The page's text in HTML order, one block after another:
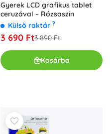
Gyerek LCD grafikus tablet
ceruzával – Rózsaszín
Külső raktár ?
3 690 Ft3 890 Ft
Kosárba